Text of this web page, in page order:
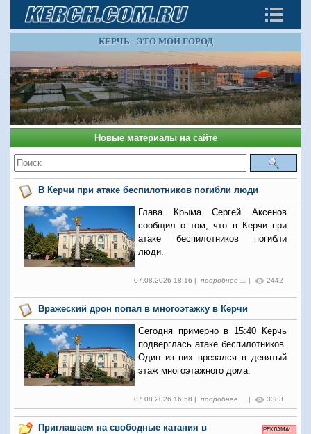
КЕРЧЬ - ЭТО МОЙ ГОРОД
Новые материалы на сайте
В Керчи при атаке беспилотников погибли люди
Глава Крыма Сергей Аксенов
сообщил о том, что в Керчи при
атаке беспилотников погибли
люди.
07.08.2026 18:16 | подробнее ... | 2442
Вражеский дрон попал в многоэтажку в Керчи
Сегодня примерно в 15:40 Керчь
подверглась атаке беспилотников.
Один из них врезался в девятый
этаж многоэтажного дома.
07.08.2026 16:58 | подробнее ... 3383
Приглашаем на свободные катания в
РЕКЛАМА: